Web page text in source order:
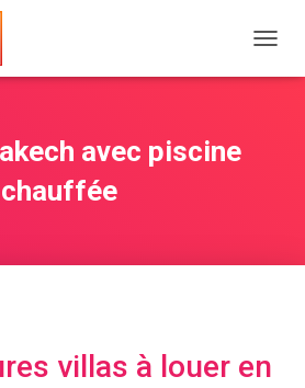
O
G
N
avec piscine
chauffée
villas à louer en